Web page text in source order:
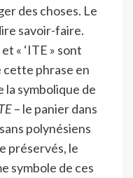
des choses. Le
savoir-faire.
« ‘ITE » sont
phrase en
symbolique de
– le panier dans
polynésiens
préservés, le
symbole de ces